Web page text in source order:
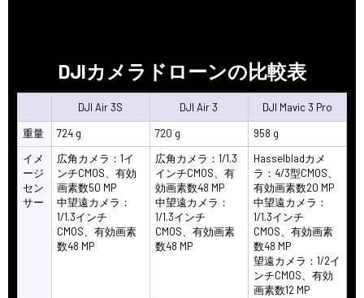
DJIカメラドローンの比較表
DJI Air 3S DJI Air 3
DJI Mavic 3 Pro
重量
724 g 720 g
958 g
イメ
ージ
セン
サー
広角カメラ：1イ
ンチCMOS、有効
画素数50 MP
中望遠カメラ：
1/1.3インチ
CMOS、有効画素
数48 MP
広角カメラ：1/1.3
インチCMOS、有
効画素数48 MP
中望遠カメラ：
1/1.3インチ
CMOS、有効画素
数48 MP
Hasselbladカメ
ラ：4/3型CMOS、
有効画素数20 MP
中望遠カメラ：
1/1.3インチ
CMOS、有効画素
数48 MP
望遠カメラ：1/2イ
ンチCMOS、有効
画素数12 MP